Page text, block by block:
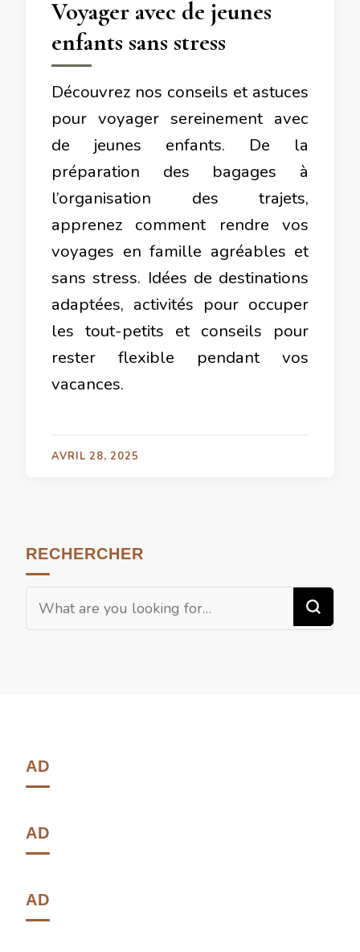
Voyager avec de jeunes
enfants sans stress
Découvrez nos conseils et astuces
pour voyager sereinement avec
de jeunes enfants. De la
préparation des bagages à
l’organisation des trajets,
apprenez comment rendre vos
voyages en famille agréables et
sans stress. Idées de destinations
adaptées, activités pour occuper
les tout-petits et conseils pour
rester flexible pendant vos
vacances.
AVRIL 28, 2025
RECHERCHER
AD
AD
AD